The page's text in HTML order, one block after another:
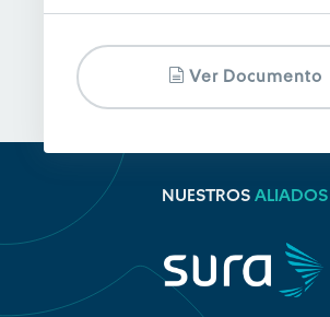
Ver Documento
NUESTROS ALIADOS